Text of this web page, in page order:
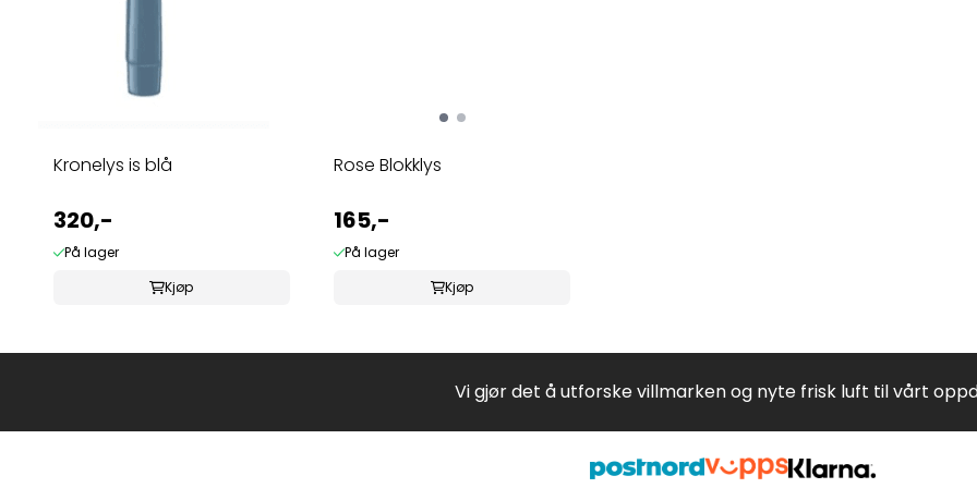
Kronelys is blå
320,-
På lager
Kjøp
Rose Blokklys
165,-
På lager
Kjøp
Vi gjør det å utforske villmarken og nyte frisk luft til vårt